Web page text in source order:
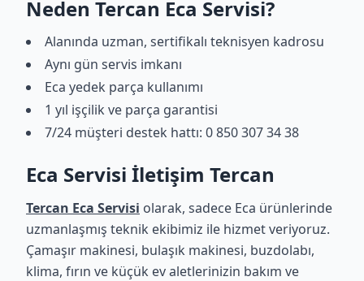
Neden Tercan Eca Servisi?
Alanında uzman, sertifikalı teknisyen kadrosu
Aynı gün servis imkanı
Eca yedek parça kullanımı
1 yıl işçilik ve parça garantisi
7/24 müşteri destek hattı: 0 850 307 34 38
Eca Servisi İletişim Tercan
Tercan Eca Servisi olarak, sadece Eca ürünlerinde
uzmanlaşmış teknik ekibimiz ile hizmet veriyoruz.
Çamaşır makinesi, bulaşık makinesi, buzdolabı,
klima, fırın ve küçük ev aletlerinizin bakım ve